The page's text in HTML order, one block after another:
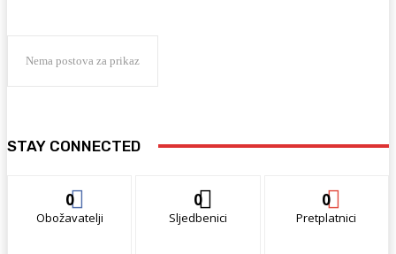
Nema postova za prikaz
STAY CONNECTED
0
Obožavatelji
0
Sljedbenici
0
Pretplatnici